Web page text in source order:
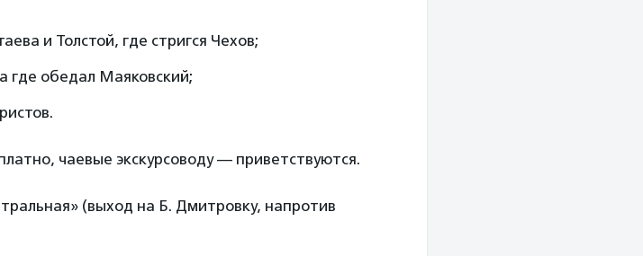
и Толстой, где стригся Чехов;
где обедал Маяковский;
чаевые экскурсоводу — приветствуются.
(выход на Б. Дмитровку, напротив